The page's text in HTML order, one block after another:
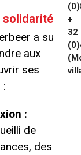
solidarité
a su
aux
ses
:
:
de
des
+
32